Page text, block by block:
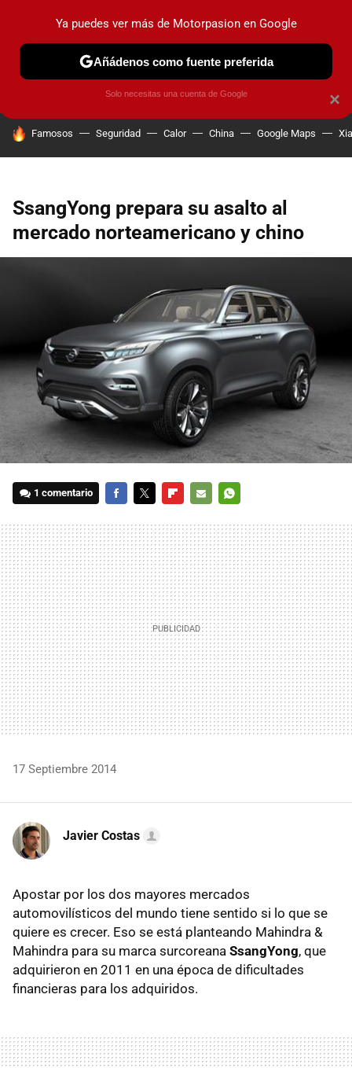
PRUEBAS COCHES ELÉCTRICOS OBSERVATORIO
HOY SE HABLA DE
Famosos Seguridad Calor China Google Maps
SsangYong prepara su asalto al
mercado norteamericano y chino
1 comentario
MAIL
17 Septiembre 2014
Javier Costas
Apostar por los dos mayores mercados
automovilísticos del mundo tiene sentido si lo que se
quiere es crecer. Eso se está planteando Mahindra &
Mahindra para su marca surcoreana SsangYong, que
adquirieron en 2011 en una época de dificultades
financieras para los adquiridos.
×
Ya puedes ver más de Motorpasion en Google
Añádenos como fuente preferida
Solo necesitas una cuenta de Google